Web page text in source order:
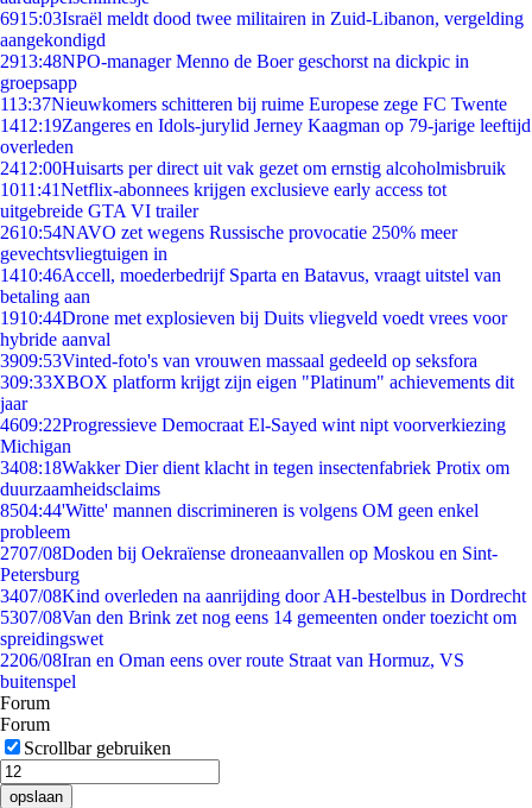
6915:03Israël meldt dood twee militairen in Zuid-Libanon, vergelding
aangekondigd
2913:48NPO-manager Menno de Boer geschorst na dickpic in
groepsapp
113:37Nieuwkomers schitteren bij ruime Europese zege FC Twente
1412:19Zangeres en Idols-jurylid Jerney Kaagman op 79-jarige leeftijd
overleden
2412:00Huisarts per direct uit vak gezet om ernstig alcoholmisbruik
1011:41Netflix-abonnees krijgen exclusieve early access tot
uitgebreide GTA VI trailer
2610:54NAVO zet wegens Russische provocatie 250% meer
gevechtsvliegtuigen in
1410:46Accell, moederbedrijf Sparta en Batavus, vraagt uitstel van
betaling aan
1910:44Drone met explosieven bij Duits vliegveld voedt vrees voor
hybride aanval
3909:53Vinted-foto's van vrouwen massaal gedeeld op seksfora
309:33XBOX platform krijgt zijn eigen "Platinum" achievements dit
jaar
4609:22Progressieve Democraat El-Sayed wint nipt voorverkiezing
Michigan
3408:18Wakker Dier dient klacht in tegen insectenfabriek Protix om
duurzaamheidsclaims
8504:44'Witte' mannen discrimineren is volgens OM geen enkel
probleem
2707/08Doden bij Oekraïense droneaanvallen op Moskou en Sint-
Petersburg
3407/08Kind overleden na aanrijding door AH-bestelbus in Dordrecht
5307/08Van den Brink zet nog eens 14 gemeenten onder toezicht om
spreidingswet
2206/08Iran en Oman eens over route Straat van Hormuz, VS
buitenspel
Forum
Forum
Scrollbar gebruiken
opslaan